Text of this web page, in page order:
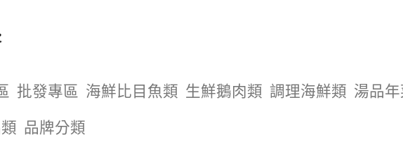
批發專區 海鮮比目魚類 生鮮鵝肉類 調理海鮮類 湯品年
品牌分類